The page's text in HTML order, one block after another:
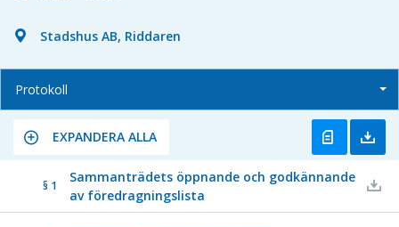
Stadshus AB, Riddaren
Protokoll
EXPANDERA ALLA
§ 1
Sammanträdets öppnande och godkännande
av föredragningslista